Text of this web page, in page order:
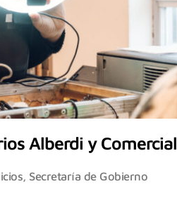
Alberdi y Comercial
, Secretaría de Gobierno